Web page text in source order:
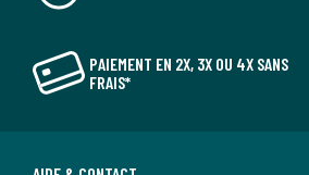
PAIEMENT EN 2X, 3X OU 4X SANS
FRAIS*